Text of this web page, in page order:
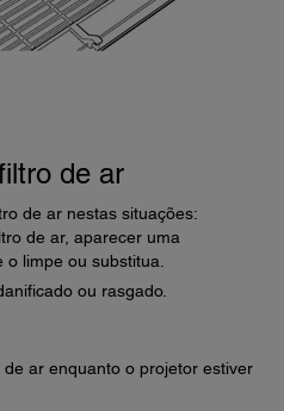
de ar
de ar nestas situações:
de ar, aparecer uma
limpe ou substitua.
ou rasgado.
ar enquanto o projetor estiver